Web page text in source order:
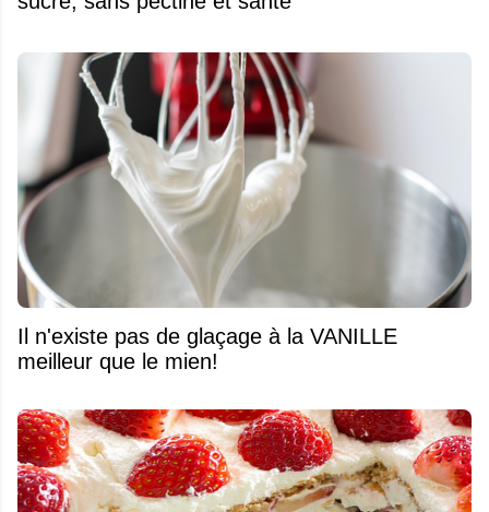
Il n'existe pas de glaçage à la VANILLE
meilleur que le mien!